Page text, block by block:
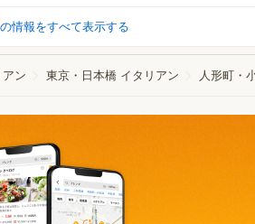
情報をすべて表示する
ン 東京・日本橋 イタリアン 人形町・